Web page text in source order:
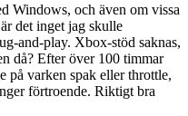
Windows, och även om vissa
det inget jag skulle
and-play. Xbox-stöd saknas,
då? Efter över 100 timmar
på varken spak eller throttle,
förtroende. Riktigt bra